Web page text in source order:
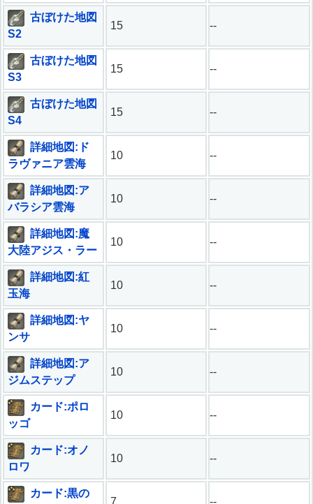
古ぼけた地図
S2
15 --
古ぼけた地図
S3
15 --
古ぼけた地図
S4
15 --
詳細地図:ド
ラヴァニア雲海
10 --
詳細地図:ア
バラシア雲海
10 --
詳細地図:魔
大陸アジス・ラー
10 --
詳細地図:紅
玉海
10 --
詳細地図:ヤ
ンサ
10 --
詳細地図:ア
ジムステップ
10 --
カード:ポロ
ッゴ
10 --
カード:オノ
ロワ
10 --
カード:黒の
7 --